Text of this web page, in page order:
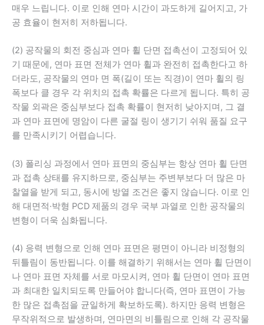
매우 느립니다. 이로 인해 연마 시간이 과도하게 길어지고, 가
공 효율이 현저히 저하됩니다.
(2) 공작물의 회전 중심과 연마 휠 단면 접촉선이 고정되어 있
기 때문에, 연마 표면 전체가 연마 휠과 완전히 접촉한다고 하
더라도, 공작물의 연마 면 폭(길이 또는 직경)이 연마 휠의 링
폭보다 클 경우 각 위치의 접촉 확률은 다르게 됩니다. 특히 공
작물 외곽은 중심부보다 접촉 확률이 현저히 낮아지며, 그 결
과 연마 표면에 명암이 다른 굴절 링이 생기기 쉬워 품질 요구
를 만족시키기 어렵습니다.
(3) 폴리싱 과정에서 연마 표면의 중심부는 항상 연마 휠 단면
과 접촉 상태를 유지하므로, 중심부는 주변부보다 더 많은 마
찰열을 받게 되고, 동시에 방열 조건은 좋지 않습니다. 이로 인
해 대면적·박형 PCD 제품의 경우 국부 과열로 인한 공작물의
변형이 더욱 심화됩니다.
(4) 응력 변형으로 인해 연마 표면은 평면이 아니라 비정형의
뒤틀림이 동반됩니다. 이를 해결하기 위해서는 연마 휠 단면이
나 연마 표면 자체를 서로 마모시켜, 연마 휠 단면이 연마 표면
과 최대한 일치되도록 만들어야 합니다(즉, 연마 표면이 가능
한 많은 접촉점을 균일하게 확보하도록). 하지만 응력 변형은
무작위적으로 발생하며, 연마면의 비틀림으로 인해 각 공작물